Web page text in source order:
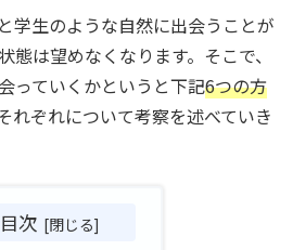
学生のような自然に出会うことが
態は望めなくなります。そこで、
っていくかというと下記6つの方
れぞれについて考察を述べていき
目次